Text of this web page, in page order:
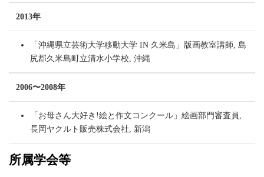
2013年
「沖縄県立芸術大学移動大学 IN 久米島」版画教室講師, 島
尻郡久米島町立清水小学校, 沖縄
2006〜2008年
「お母さん大好き!絵と作文コンクール」絵画部門審査員,
長岡ヤクルト販売株式会社, 新潟
所属学会等